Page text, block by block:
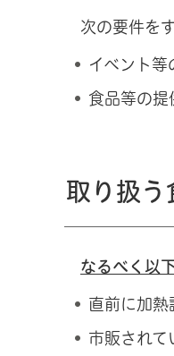
次の要件を
イベント等
食品等の提
取り扱う
なるべく以
直前に加熱
市販されて